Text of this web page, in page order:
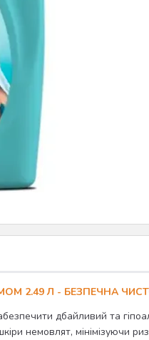
2.49 Л - БЕЗПЕЧНА
дбайливий та
немовлят,